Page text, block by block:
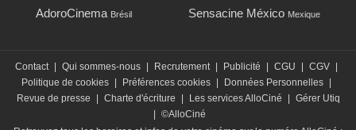
AdoroCinema Brésil Sensacine México Mexique
Contact | Qui sommes-nous | Recrutement | Publicité | CGU | CGV |
Politique de cookies | Préférences cookies | Données Personnelles |
Revue de presse
| Charte d'écriture | Les services AlloCiné | Gérer Utiq
| ©AlloCiné